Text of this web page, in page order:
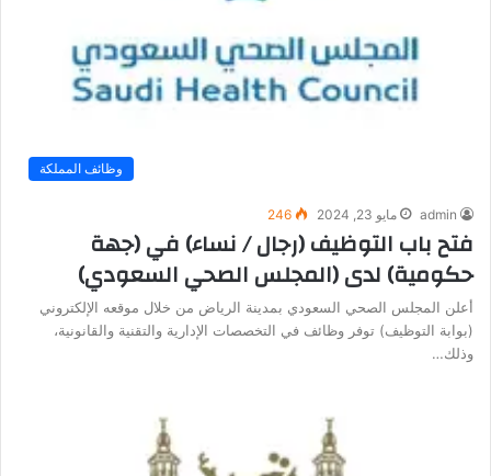
وظائف المملكة
admin مايو 23, 2024 246
فتح باب التوظيف (رجال / نساء) في (جهة
حكومية) لدى (المجلس الصحي السعودي)
أعلن المجلس الصحي السعودي بمدينة الرياض من خلال موقعه الإلكتروني
(بوابة التوظيف) توفر وظائف في التخصصات الإدارية والتقنية والقانونية،
وذلك…